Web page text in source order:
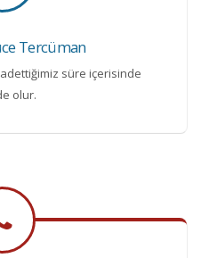
Tercüman
süre içerisinde
olur.